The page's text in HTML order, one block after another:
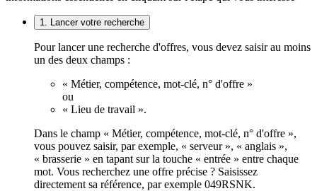
1. Lancer votre recherche
Pour lancer une recherche d'offres, vous devez saisir au moins
un des deux champs :
« Métier, compétence, mot-clé, n° d'offre »
ou
« Lieu de travail ».
Dans le champ « Métier, compétence, mot-clé, n° d'offre »,
vous pouvez saisir, par exemple, « serveur », « anglais »,
« brasserie » en tapant sur la touche « entrée » entre chaque
mot. Vous recherchez une offre précise ? Saisissez
directement sa référence, par exemple 049RSNK.